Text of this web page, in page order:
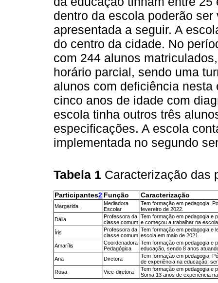
dentro da escola poderão
apresentada a seguir. A
do centro da cidade. No
com 244 alunos
horário parcial, sendo uma
alunos com deficiência
cinco anos de idade com
escola tinha outros três
especificações. A escola
implementada no segundo
Tabela 1 Caracterização das
Participantes2 Função Caracterização
Margarida
Mediadora
Escolar
Tem formação em pedagogia.
fevereiro de 2022.
Dália
Professora da
classe comum
Tem formação em pedagogia e
e começou a trabalhar na
Íris
Professora da
classe comum
Tem formação em pedagogia e
escola em maio de 2021.
Amarílis
Coordenadora
Pedagógica
Tem formação em pedagogia e
educação, sendo 8 anos
Ana
Diretora
Tem formação em pedagogia.
de experiência na educação,
Rosa
Vice-diretora
Tem formação em pedagogia e
Soma 13 anos de experiência